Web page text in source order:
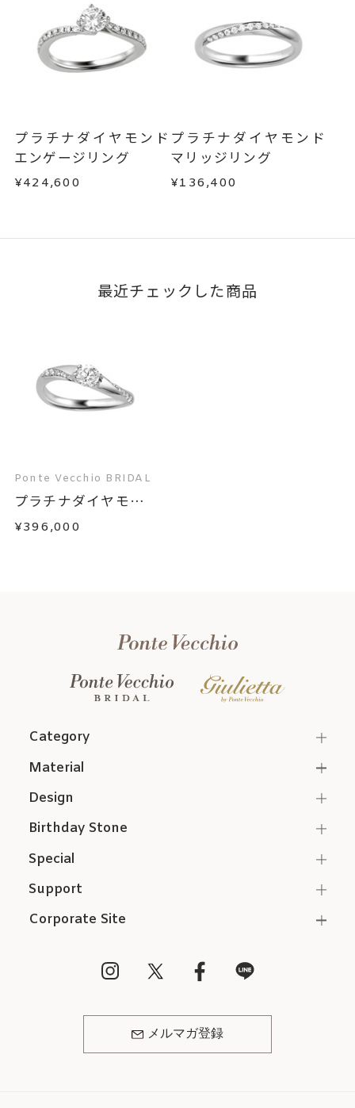
刻印をお入れしない場合のお届け
目安:約1ヶ月半
可能。
文字タイプA、文字タイプB、文字
タイプCよりお選びいただけま
・過度な交換・返品を繰り返している場合
商品の品質には万全を期しておりますが、万が一
不良品の場合、またはご注文のお品と異なる場合
はお問い合わせフォームよりご連絡ください。
この場合の返送料は弊社にて負担いたしますの
で、着払いにてご返送ください。
詳細はこちら
プラチナダイヤモンド
エンゲージリング
¥424,600
プラチナダイヤモンド
マリッジリング
¥136,400
最近チェックした商品
Ponte Vecchio BRIDAL
プラチナダイヤモン
ド...
¥396,000
Category
Support
Corporate Site
メルマガ登録
Material
Design
Birthday Stone
Special